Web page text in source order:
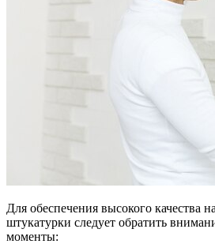
Для обеспечения высокого качества
штукатурки следует обратить
моменты: